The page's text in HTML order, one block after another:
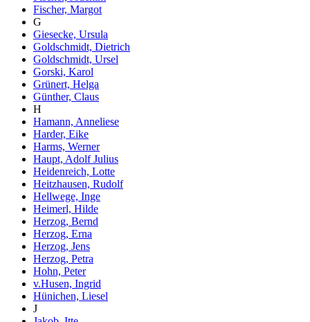
Fischer, Margot
G
Giesecke, Ursula
Goldschmidt, Dietrich
Goldschmidt, Ursel
Gorski, Karol
Grünert, Helga
Günther, Claus
H
Hamann, Anneliese
Harder, Eike
Harms, Werner
Haupt, Adolf Julius
Heidenreich, Lotte
Heitzhausen, Rudolf
Hellwege, Inge
Heimerl, Hilde
Herzog, Bernd
Herzog, Erna
Herzog, Jens
Herzog, Petra
Hohn, Peter
v.Husen, Ingrid
Hünichen, Liesel
J